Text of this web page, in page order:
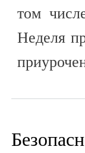
том
Неделя